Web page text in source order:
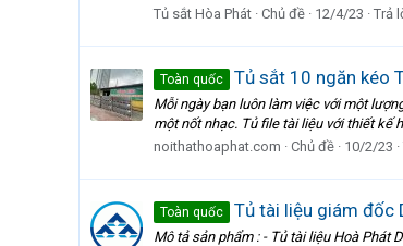
Tủ sắt Hòa Phát Chủ đề 12/4/23 Trả
Toàn quốc Tủ sắt 10 ngăn kéo
Mỗi ngày bạn luôn làm việc với một
một nốt nhạc. Tủ file tài liệu với thiết kế
noithathoaphat.com
Chủ đề 10/2/23
Toàn quốc Tủ tài liệu giám đốc
Mô tả sản phẩm : - Tủ tài liệu Hoà Phát